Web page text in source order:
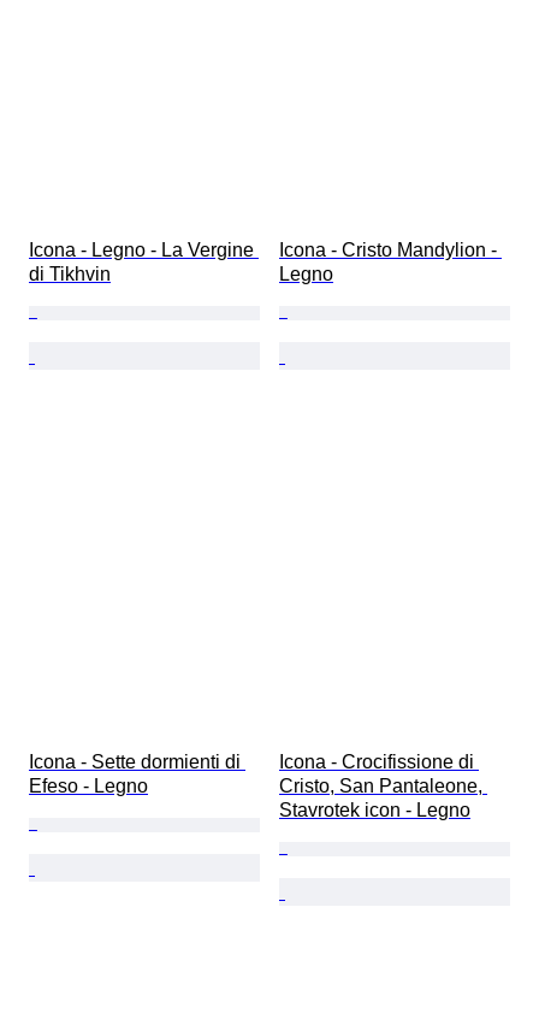
Icona - Legno - La Vergine
di Tikhvin
Icona - Cristo Mandylion -
Legno
Icona - Sette dormienti di
Efeso - Legno
Icona - Crocifissione di
Cristo, San Pantaleone,
Stavrotek icon - Legno